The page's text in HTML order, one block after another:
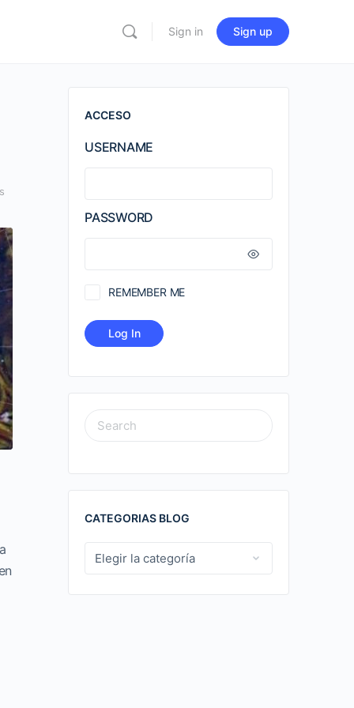
Sign in Sign up
ACCESO
USERNAME
PASSWORD
REMEMBER ME
SEARCH
FOR:
CATEGORIAS BLOG
CATEGORIAS
BLOG